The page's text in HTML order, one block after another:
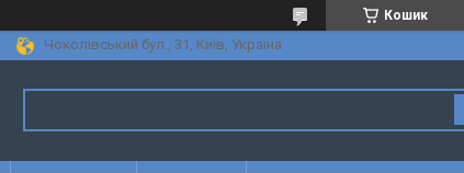
Кошик
Чоколівський бул., 31, Київ, Україна